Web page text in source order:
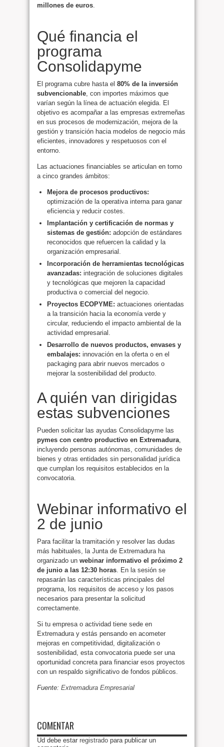
millones de euros.
Qué financia el
programa
Consolidapyme
El programa cubre hasta el 80% de la inversión
subvencionable, con importes máximos que
varían según la línea de actuación elegida. El
objetivo es acompañar a las empresas extremeñas
en sus procesos de modernización, mejora de la
gestión y transición hacia modelos de negocio más
eficientes, innovadores y respetuosos con el
entorno.
Las actuaciones financiables se articulan en torno
a cinco grandes ámbitos:
Mejora de procesos productivos:
optimización de la operativa interna para ganar
eficiencia y reducir costes.
Implantación y certificación de normas y
sistemas de gestión: adopción de estándares
reconocidos que refuercen la calidad y la
organización empresarial.
Incorporación de herramientas tecnológicas
avanzadas: integración de soluciones digitales
y tecnológicas que mejoren la capacidad
productiva o comercial del negocio.
Proyectos ECOPYME: actuaciones orientadas
a la transición hacia la economía verde y
circular, reduciendo el impacto ambiental de la
actividad empresarial.
Desarrollo de nuevos productos, envases y
embalajes: innovación en la oferta o en el
packaging para abrir nuevos mercados o
mejorar la sostenibilidad del producto.
A quién van dirigidas
estas subvenciones
Pueden solicitar las ayudas Consolidapyme las
pymes con centro productivo en Extremadura,
incluyendo personas autónomas, comunidades de
bienes y otras entidades sin personalidad jurídica
que cumplan los requisitos establecidos en la
convocatoria.
Webinar informativo el
2 de junio
Para facilitar la tramitación y resolver las dudas
más habituales, la Junta de Extremadura ha
organizado un webinar informativo el próximo 2
de junio a las 12:30 horas. En la sesión se
repasarán las características principales del
programa, los requisitos de acceso y los pasos
necesarios para presentar la solicitud
correctamente.
Si tu empresa o actividad tiene sede en
Extremadura y estás pensando en acometer
mejoras en competitividad, digitalización o
sostenibilidad, esta convocatoria puede ser una
oportunidad concreta para financiar esos proyectos
con un respaldo significativo de fondos públicos.
Fuente: Extremadura Empresarial
COMENTAR
Ud debe estar registrado para publicar un